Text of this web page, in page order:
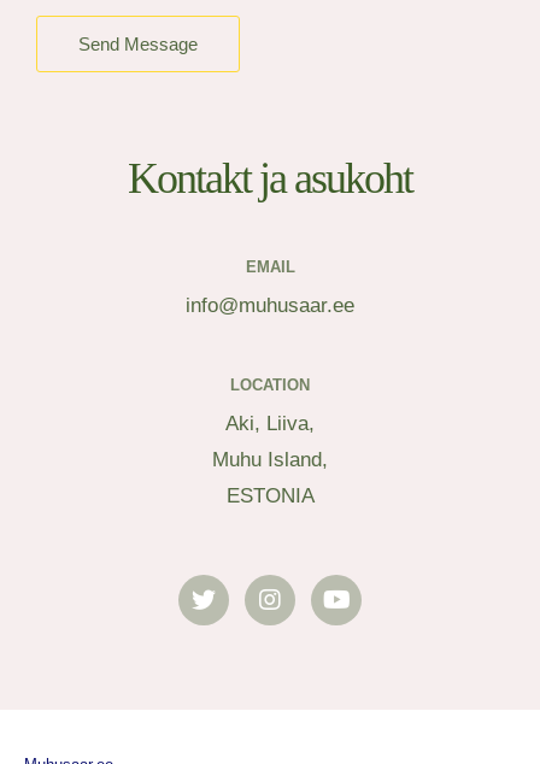
Kontakt ja asukoht
EMAIL
info@muhusaar.ee
LOCATION
Aki, Liiva,
Muhu Island,
ESTONIA
Send Message